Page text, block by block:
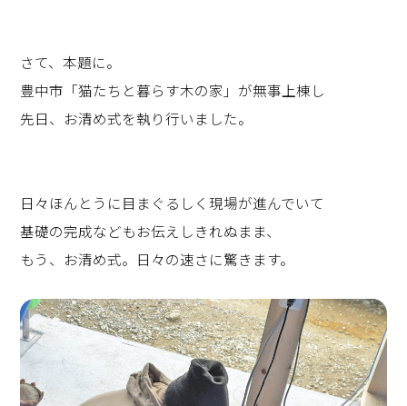
さて、本題に。
豊中市「猫たちと暮らす木の家」が無事上棟し
先日、お清め式を執り行いました。
日々ほんとうに目まぐるしく現場が進んでいて
基礎の完成などもお伝えしきれぬまま、
もう、お清め式。日々の速さに驚きます。